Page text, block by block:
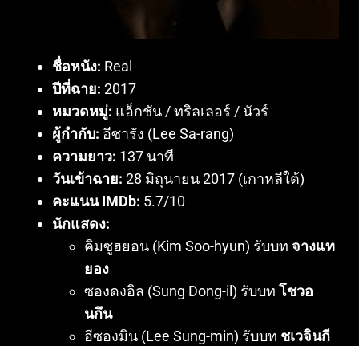
ชื่อหนัง: Real
ปีที่ฉาย: 2017
หมวดหมู่: แอ็กชัน / ทริลเลอร์ / นัวร์
ผู้กำกับ: อีซารัง (Lee Sa-rang)
ความยาว: 137 นาที
วันเข้าฉาย: 28 มิถุนายน 2017 (เกาหลีใต้)
คะแนน IMDb: 5.7/10
นักแสดง:
คิมซูฮยอน (Kim Soo-hyun) รับบท จางแท
ยอง
ซองดงอิล (Sung Dong-il) รับบท โชวอ
นกึน
อีซองมิน (Lee Sung-min) รับบท ชเวจินกี